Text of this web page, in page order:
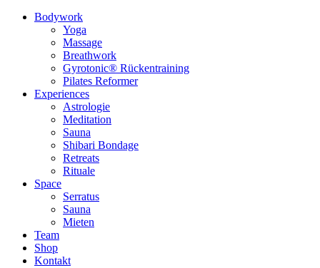
Bodywork
Yoga
Massage
Breathwork
Gyrotonic® Rückentraining
Pilates Reformer
Experiences
Astrologie
Meditation
Sauna
Shibari Bondage
Retreats
Rituale
Space
Serratus
Sauna
Mieten
Team
Shop
Kontakt